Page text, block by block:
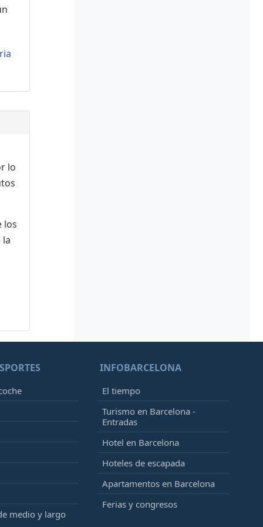
lo
los
la
medio y largo
INFOBARCELONA
El tiempo
Turismo en Barcelona -
Entradas
Hotel en Barcelona
Hoteles de escapada
Apartamentos en Barcelona
Ferias y congresos